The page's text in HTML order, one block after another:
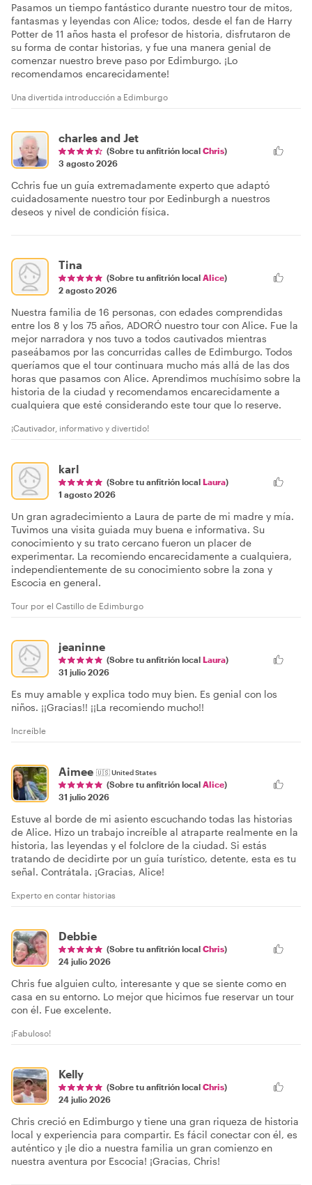
Pasamos un tiempo fantástico durante nuestro tour de mitos,
fantasmas y leyendas con Alice; todos, desde el fan de Harry
Potter de 11 años hasta el profesor de historia, disfrutaron de
su forma de contar historias, y fue una manera genial de
comenzar nuestro breve paso por Edimburgo. ¡Lo
recomendamos encarecidamente!
Una divertida introducción a Edimburgo
charles and Jet
(Sobre tu anfitrión local Chris)
3 agosto 2026
Cchris fue un guía extremadamente experto que adaptó
cuidadosamente nuestro tour por Eedinburgh a nuestros
deseos y nivel de condición física.
Tina
(Sobre tu anfitrión local Alice)
2 agosto 2026
Nuestra familia de 16 personas, con edades comprendidas
entre los 8 y los 75 años, ADORÓ nuestro tour con Alice. Fue la
mejor narradora y nos tuvo a todos cautivados mientras
paseábamos por las concurridas calles de Edimburgo. Todos
queríamos que el tour continuara mucho más allá de las dos
horas que pasamos con Alice. Aprendimos muchísimo sobre la
historia de la ciudad y recomendamos encarecidamente a
cualquiera que esté considerando este tour que lo reserve.
¡Cautivador, informativo y divertido!
karl
(Sobre tu anfitrión local Laura)
1 agosto 2026
Un gran agradecimiento a Laura de parte de mi madre y mía.
Tuvimos una visita guiada muy buena e informativa. Su
conocimiento y su trato cercano fueron un placer de
experimentar. La recomiendo encarecidamente a cualquiera,
independientemente de su conocimiento sobre la zona y
Escocia en general.
Tour por el Castillo de Edimburgo
jeaninne
(Sobre tu anfitrión local Laura)
31 julio 2026
Es muy amable y explica todo muy bien. Es genial con los
niños. ¡¡Gracias!! ¡¡La recomiendo mucho!!
Increíble
Aimee 🇺🇸United States
(Sobre tu anfitrión local Alice)
31 julio 2026
Estuve al borde de mi asiento escuchando todas las historias
de Alice. Hizo un trabajo increíble al atraparte realmente en la
historia, las leyendas y el folclore de la ciudad. Si estás
tratando de decidirte por un guía turístico, detente, esta es tu
señal. Contrátala. ¡Gracias, Alice!
Experto en contar historias
Debbie
(Sobre tu anfitrión local Chris)
24 julio 2026
Chris fue alguien culto, interesante y que se siente como en
casa en su entorno. Lo mejor que hicimos fue reservar un tour
con él. Fue excelente.
¡Fabuloso!
Kelly
(Sobre tu anfitrión local Chris)
24 julio 2026
Chris creció en Edimburgo y tiene una gran riqueza de historia
local y experiencia para compartir. Es fácil conectar con él, es
auténtico y ¡le dio a nuestra familia un gran comienzo en
nuestra aventura por Escocia! ¡Gracias, Chris!